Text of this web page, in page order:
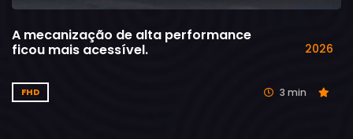
A mecanização de alta performance
ficou mais acessível.
2026
FHD 3 min